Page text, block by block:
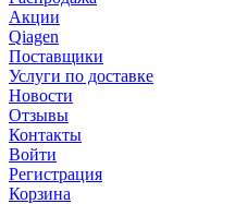
Акции
Qiagen
Поставщики
Услуги по доставке
Новости
Отзывы
Контакты
Войти
Регистрация
Корзина